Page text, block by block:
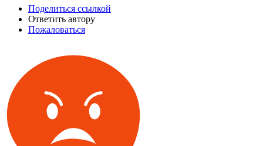
Поделиться ссылкой
Ответить автору
Пожаловаться